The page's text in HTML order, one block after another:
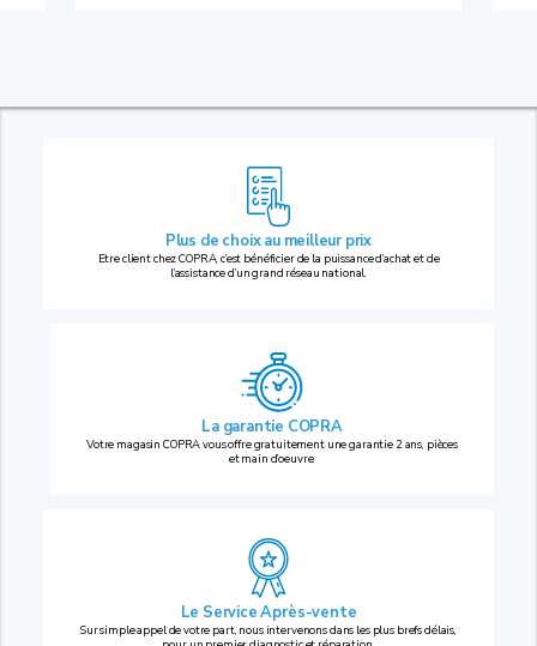
Plus de choix au meilleur prix
Etre client chez COPRA, c’est bénéficier de la puissance d’achat et de
l’assistance d’un grand réseau national.
La garantie COPRA
Votre magasin COPRA vous offre gratuitement une garantie 2 ans, pièces
et main d’oeuvre.
Le Service Après-vente
Sur simple appel de votre part, nous intervenons dans les plus brefs délais,